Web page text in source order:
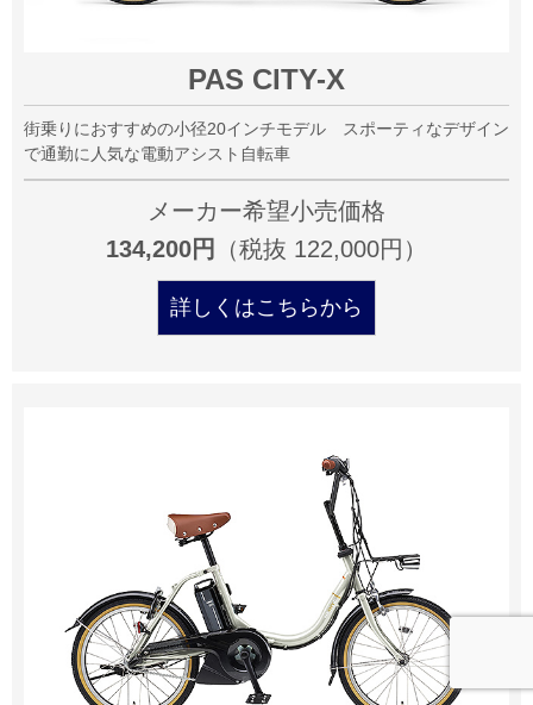
PAS CITY-X
街乗りにおすすめの小径20インチモデル スポーティなデザイン
で通勤に人気な電動アシスト自転車
メーカー希望小売価格
134,200円
（税抜 122,000円）
詳しくはこちらから